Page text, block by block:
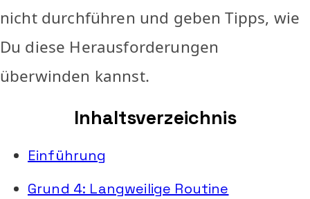
nicht durchführen und geben Tipps, wie
Du diese Herausforderungen
überwinden kannst.
Inhaltsverzeichnis
Einführung
Grund 4: Langweilige Routine